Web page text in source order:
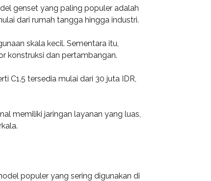
genset yang paling populer adalah
dari rumah tangga hingga industri.
skala kecil. Sementara itu,
konstruksi dan pertambangan.
C1.5 tersedia mulai dari 30 juta IDR,
memiliki jaringan layanan yang luas,
populer yang sering digunakan di